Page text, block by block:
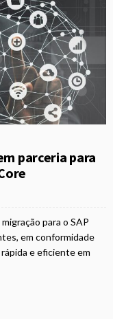
parceria para
para o SAP
em conformidade
e eficiente em